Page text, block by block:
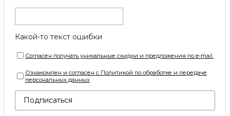
Какой-то текст ошибки
Согласен получать уникальные скидки и предложения по e-mail.
Ознакомлен и согласен с Политикой по обработке и передаче
персональных данных
Подписаться